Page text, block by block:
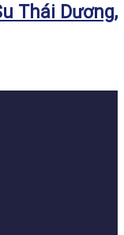
Thái Dương,